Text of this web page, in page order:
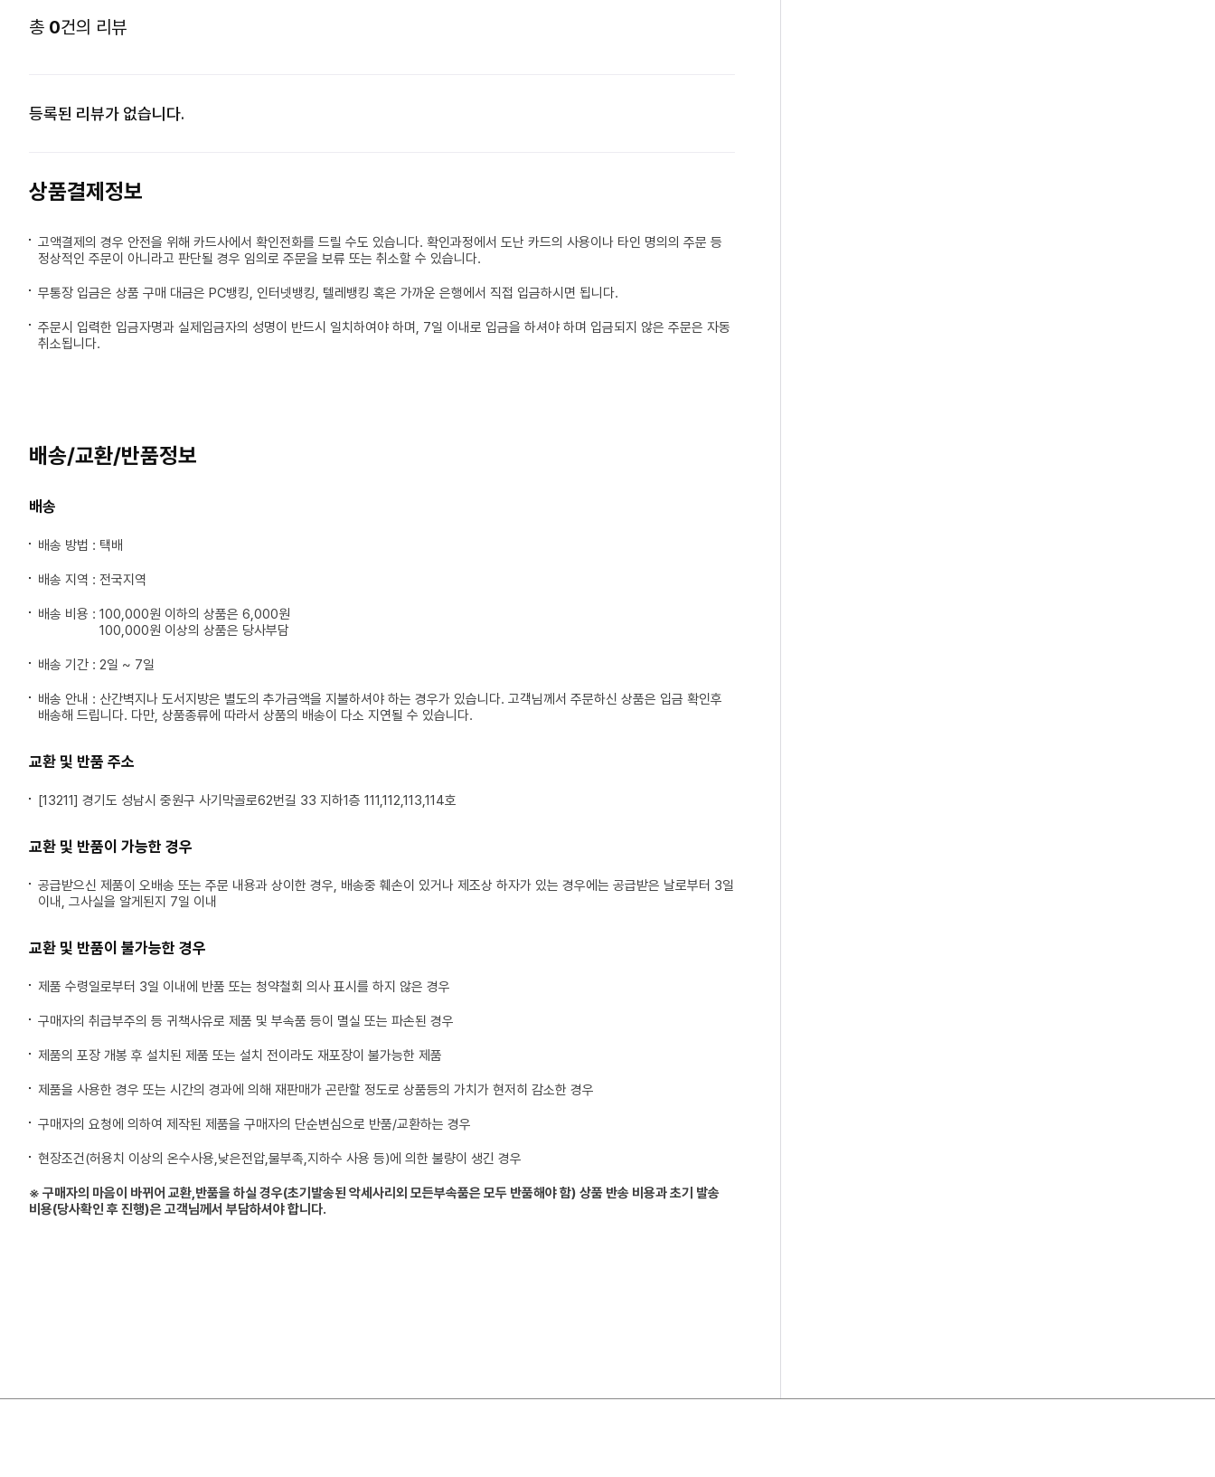
총 0건의 리뷰
등록된 리뷰가 없습니다.
상품결제정보
고액결제의 경우 안전을 위해 카드사에서 확인전화를 드릴 수도 있습니다. 확인과정에서 도난 카드의 사용이나 타인 명의의 주문 등
정상적인 주문이 아니라고 판단될 경우 임의로 주문을 보류 또는 취소할 수 있습니다.
무통장 입금은 상품 구매 대금은 PC뱅킹, 인터넷뱅킹, 텔레뱅킹 혹은 가까운 은행에서 직접 입금하시면 됩니다.
주문시 입력한 입금자명과 실제입금자의 성명이 반드시 일치하여야 하며, 7일 이내로 입금을 하셔야 하며 입금되지 않은 주문은 자동
취소됩니다.
배송/교환/반품정보
배송
배송 방법 : 택배
배송 지역 : 전국지역
배송 비용 : 100,000원 이하의 상품은 6,000원
100,000원 이상의 상품은 당사부담
배송 기간 : 2일 ~ 7일
배송 안내 : 산간벽지나 도서지방은 별도의 추가금액을 지불하셔야 하는 경우가 있습니다. 고객님께서 주문하신 상품은 입금 확인후
배송해 드립니다. 다만, 상품종류에 따라서 상품의 배송이 다소 지연될 수 있습니다.
교환 및 반품 주소
[13211] 경기도 성남시 중원구 사기막골로62번길 33 지하1층 111,112,113,114호
교환 및 반품이 가능한 경우
공급받으신 제품이 오배송 또는 주문 내용과 상이한 경우, 배송중 훼손이 있거나 제조상 하자가 있는 경우에는 공급받은 날로부터 3일
이내, 그사실을 알게된지 7일 이내
교환 및 반품이 불가능한 경우
제품 수령일로부터 3일 이내에 반품 또는 청약철회 의사 표시를 하지 않은 경우
구매자의 취급부주의 등 귀책사유로 제품 및 부속품 등이 멸실 또는 파손된 경우
제품의 포장 개봉 후 설치된 제품 또는 설치 전이라도 재포장이 불가능한 제품
제품을 사용한 경우 또는 시간의 경과에 의해 재판매가 곤란할 정도로 상품등의 가치가 현저히 감소한 경우
구매자의 요청에 의하여 제작된 제품을 구매자의 단순변심으로 반품/교환하는 경우
현장조건(허용치 이상의 온수사용,낮은전압,물부족,지하수 사용 등)에 의한 불량이 생긴 경우
※ 구매자의 마음이 바뀌어 교환,반품을 하실 경우(초기발송된 악세사리외 모든부속품은 모두 반품해야 함) 상품 반송 비용과 초기 발송
비용(당사확인 후 진행)은 고객님께서 부담하셔야 합니다.